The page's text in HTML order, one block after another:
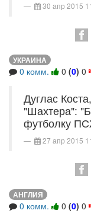
30 апр 2015
УКРАИНА
0 комм. 0 (0) 0
Дуглас
"Шахтера":
футболку
27 апр 2015
АНГЛИЯ
0 комм. 0 (0) 0